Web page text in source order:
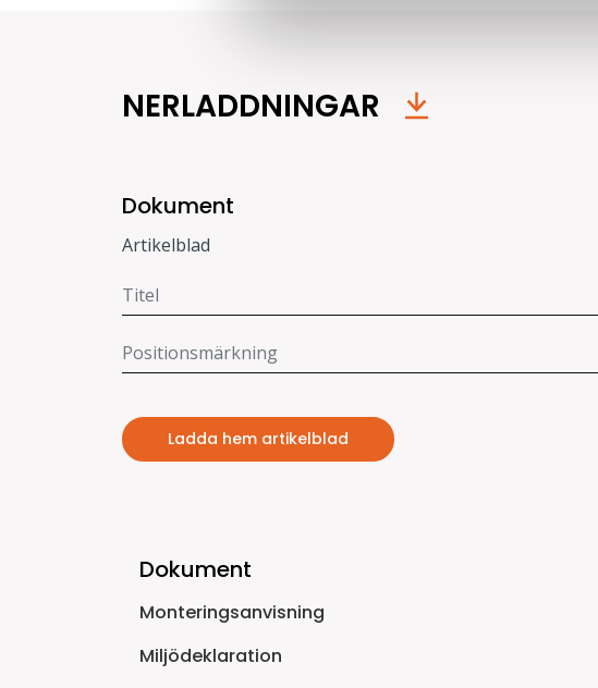
NERLADDNINGAR
Dokument
Artikelblad
Ladda hem artikelblad
Dokument
Monteringsanvisning
Miljödeklaration